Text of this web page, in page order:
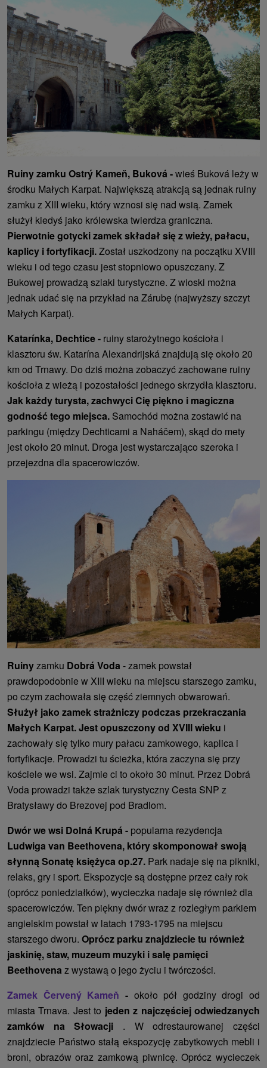
Ruiny zamku Ostrý Kameň, Buková -wieś Buková leży w
środku Małych Karpat. Największą atrakcją są jednak ruiny
zamku z XIII wieku, który wznosi się nad wsią. Zamek
służył kiedyś jako królewska twierdza graniczna.
Pierwotnie gotycki zamek składał się z wieży, pałacu,
kaplicy i fortyfikacji.Został uszkodzony na początku XVIII
wieku i od tego czasu jest stopniowo opuszczany. Z
Bukowej prowadzą szlaki turystyczne. Z wioski można
jednak udać się na przykład na Zárubę (najwyższy szczyt
Małych Karpat).
Katarínka, Dechtice - ruiny starożytnego kościoła i
klasztoru św. Katarína Alexandrijská znajdują się około 20
km od Trnawy. Do dziś można zobaczyć zachowane ruiny
kościoła z wieżą i pozostałości jednego skrzydła klasztoru.
Jak każdy turysta, zachwyci Cię piękno i magiczna
godność tego miejsca. Samochód można zostawić na
parkingu (między Dechticami a Naháčem), skąd do mety
jest około 20 minut. Droga jest wystarczająco szeroka i
przejezdna dla spacerowiczów.
Ruinyzamku Dobrá Voda - zamek powstał
prawdopodobnie w XIII wieku na miejscu starszego zamku,
po czym zachowała się część ziemnych obwarowań.
Służył jako zamek strażniczy podczas przekraczania
Małych Karpat. Jest opuszczony od XVIII wieku i
zachowały się tylko mury pałacu zamkowego, kaplica i
fortyfikacje. Prowadzi tu ścieżka, która zaczyna się przy
kościele we wsi. Zajmie ci to około 30 minut. Przez Dobrá
Voda prowadzi także szlak turystyczny Cesta SNP z
Bratysławy do Brezovej pod Bradlom.
Dwór we wsi Dolná Krupá - popularna rezydencja
Ludwiga van Beethovena, który skomponował swoją
słynną Sonatę księżyca op.27. Park nadaje się na pikniki,
relaks, gry i sport. Ekspozycje są dostępne przez cały rok
(oprócz poniedziałków), wycieczka nadaje się również dla
spacerowiczów. Ten piękny dwór wraz z rozległym parkiem
angielskim powstał w latach 1793-1795 na miejscu
starszego dworu. Oprócz parku znajdziecie tu również
jaskinię, staw, muzeum muzyki i salę pamięci
Beethovena z wystawą o jego życiu i twórczości.
Zamek Červený Kameň -około pół godziny drogi od
miasta Trnava. Jest to jeden z najczęściej odwiedzanych
zamków na Słowacji . W odrestaurowanej części
znajdziecie Państwo stałą ekspozycję zabytkowych mebli i
broni, obrazów oraz zamkową piwnicę. Oprócz wycieczek